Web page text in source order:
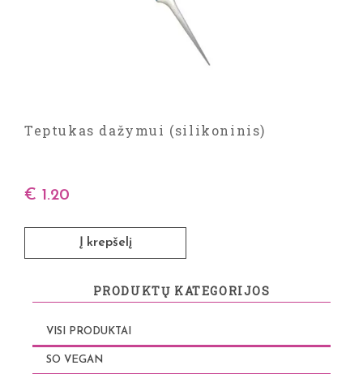
Teptukas dažymui (silikoninis)
€ 1.20
Į krepšelį
PRODUKTŲ KATEGORIJOS
VISI PRODUKTAI
SO VEGAN